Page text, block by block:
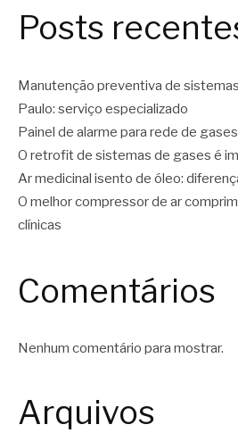
Posts
Manutenção preventiva de
Paulo: serviço especializado
Painel de alarme para rede de
O retrofit de sistemas de gases é
Ar medicinal isento de óleo:
O melhor compressor de ar
clínicas
Comentários
Nenhum comentário para mostrar.
Arquivos